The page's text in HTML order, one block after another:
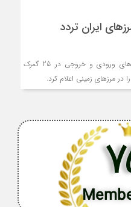
ایران تردد
گمرک در گزارشی با بیان تعداد کامیون‌های ورودی و خروجی در 25 گمرک
در مرزهای زمینی اعلام کرد.